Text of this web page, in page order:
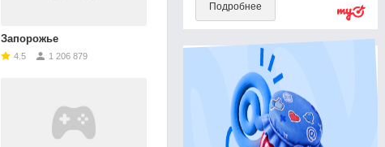
Запорожье
4.5 1 206 879
Подробнее